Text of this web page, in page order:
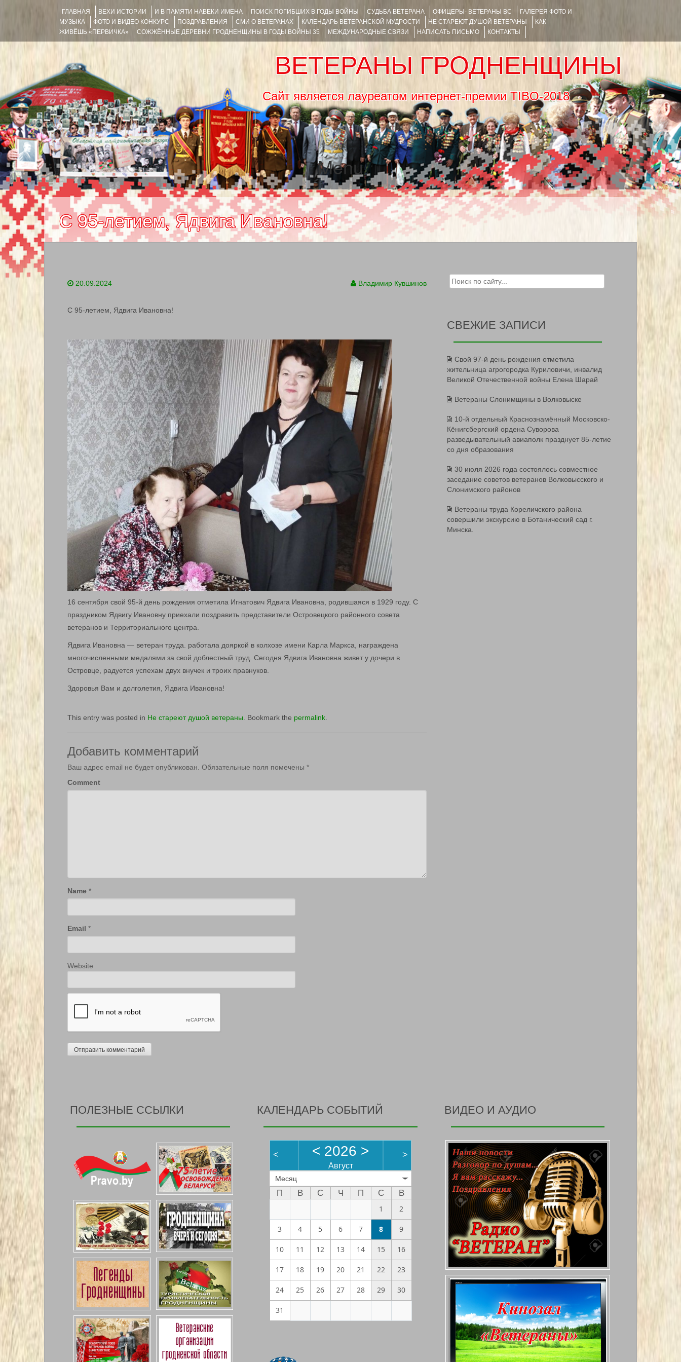
ГЛАВНАЯ ВЕХИ ИСТОРИИ И В ПАМЯТИ НАВЕКИ ИМЕНА ПОИСК ПОГИБШИХ В ГОДЫ ВОЙНЫ СУДЬБА ВЕТЕРАНА ОФИЦЕРЫ- ВЕТЕРАНЫ ВС
ГАЛЕРЕЯ ФОТО И
МУЗЫКА
ФОТО И ВИДЕО КОНКУРС ПОЗДРАВЛЕНИЯ СМИ О ВЕТЕРАНАХ КАЛЕНДАРЬ ВЕТЕРАНСКОЙ МУДРОСТИ НЕ СТАРЕЮТ ДУШОЙ ВЕТЕРАНЫ
КАК
ЖИВЁШЬ «ПЕРВИЧКА»
СОЖЖЁННЫЕ ДЕРЕВНИ ГРОДНЕНЩИНЫ В ГОДЫ ВОЙНЫ 35 МЕЖДУНАРОДНЫЕ СВЯЗИ НАПИСАТЬ ПИСЬМО КОНТАКТЫ
ВЕТЕРАНЫ ГРОДНЕНЩИНЫ
Сайт является лауреатом интернет-премии TIBO-2018
Menu
SKIP TO CONTENT
С 95-летием, Ядвига Ивановна!
20.09.2024 Владимир Кувшинов
С 95-летием, Ядвига Ивановна!
16 сентября свой 95-й день рождения отметила Игнатович Ядвига Ивановна, родившаяся в 1929 году. С
праздником Ядвигу Ивановну приехали поздравить представители Островецкого районного совета
ветеранов и Территориального центра.
Ядвига Ивановна — ветеран труда. работала дояркой в колхозе имени Карла Маркса, награждена
многочисленными медалями за свой доблестный труд. Сегодня Ядвига Ивановна живет у дочери в
Островце, радуется успехам двух внучек и троих правнуков.
Здоровья Вам и долголетия, Ядвига Ивановна!
This entry was posted in Не стареют душой ветераны . Bookmark the permalink
Добавить комментарий
Ваш адрес email не будет опубликован. Обязательные поля помечены *
Comment
Name *
Email *
Website
Search for:
СВЕЖИЕ ЗАПИСИ
Свой 97-й день рождения отметила
жительница агрогородка Куриловичи, инвалид
Великой Отечественной войны Елена Шарай
Ветераны Слонимщины в Волковыске
10-й отдельный Краснознамённый Московско-
Кёнигсбергский ордена Суворова
разведывательный авиаполк празднует 85-летие
со дня образования
30 июля 2026 года состоялось совместное
заседание советов ветеранов Волковысского и
Слонимского районов
Ветераны труда Кореличского района
совершили экскурсию в Ботанический сад г.
Минска.
ПОЛЕЗНЫЕ ССЫЛКИ КАЛЕНДАРЬ СОБЫТИЙ
< < 2026 >
Август
>
Месяц
П В С Ч П С
В
1
2
3 4 5 6 7 8 9
10 11 12 13 14 15 16
17 18 19 20 21 22 23
24 25 26 27 28 29 30
31
ВИДЕО И АУДИО